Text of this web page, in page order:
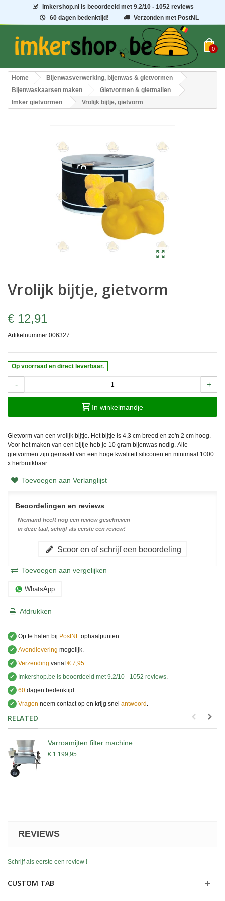
Imkershop.nl is beoordeeld met9.2/10 - 1052 reviews
60 dagen bedenktijd!
Verzonden met PostNL
0
Home
Bijenwasverwerking, bijenwas & gietvormen
Bijenwaskaarsen maken
Gietvormen & gietmallen
Imker gietvormen
Vrolijk bijtje, gietvorm
Vrolijk bijtje, gietvorm
€ 12,91
Artikelnummer 006327
Op voorraad en direct leverbaar.
- +
In winkelmandje
Gietvorm van een vrolijk bijtje. Het bijtje is 4,3 cm breed en zo'n 2 cm hoog.
Voor het maken van een bijtje heb je 10 gram bijenwas nodig. Alle
gietvormen zijn gemaakt van een hoge kwaliteit siliconen en minimaal 1000
x herbruikbaar.
Toevoegen aan Verlanglijst
Beoordelingen en reviews
Niemand heeft nog een review geschreven
in deze taal, schrijf als eerste een review!
Scoor en of schrijf een beoordeling
Toevoegen aan vergelijken
WhatsApp
Afdrukken
✔ Op te halen bij PostNL ophaalpunten.
✔ Avondlevering mogelijk.
✔ Verzending vanaf€ 7,95.
✔
Imkershop.be is beoordeeld met9.2/10 - 1052 reviews.
✔ 60 dagen bedenktijd.
✔ Vragen neem contact op en krijg snel antwoord .
RELATED
Varroamijten filter machine
€ 1.199,95
REVIEWS
Schrijf als eerste een review !
CUSTOM TAB